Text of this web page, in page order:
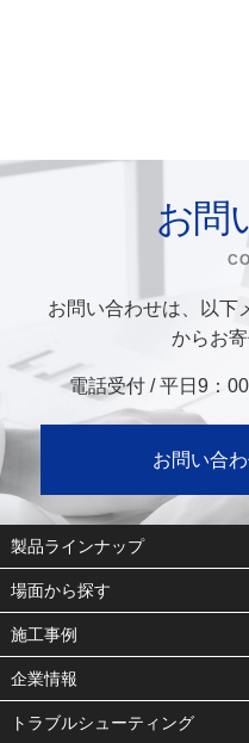
お問
お問い合わせは、以下
からお寄
電話受付 / 平日9：
お問い合
製品ラインナップ
場面から探す
施工事例
企業情報
トラブルシューティング